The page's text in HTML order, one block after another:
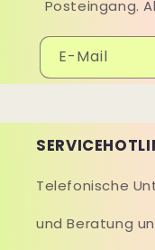
Posteingang.
E-Mail
Telefonische
und Beratung